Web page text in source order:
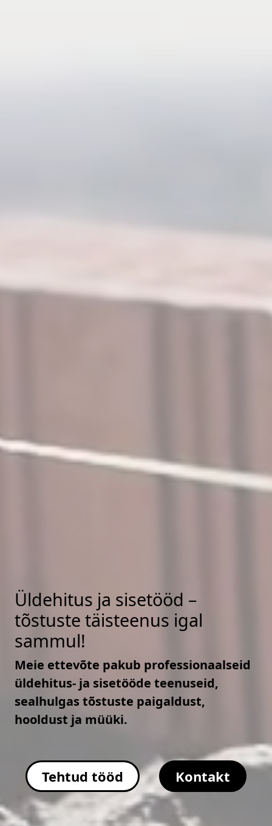
Üldehitus ja sisetööd –
tõstuste täisteenus igal
sammul!
Meie ettevõte pakub professionaalseid
üldehitus- ja sisetööde teenuseid,
sealhulgas tõstuste paigaldust,
hooldust ja müüki.
Tehtud tööd Kontakt